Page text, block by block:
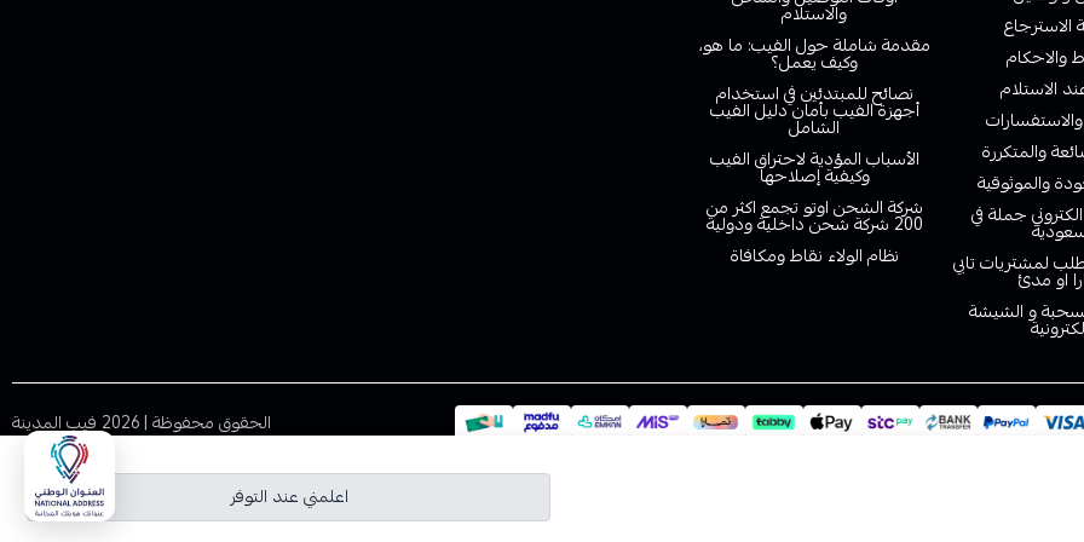
اعلمني عند التوفر
والاحكام
الاستلام
والمتكررة
والموثوقية
جملة في
لمشتريات تابي
او مدئ
و الشيشة
والاستلام
مقدمة شاملة حول الفيب: ما هو،
وكيف يعمل؟
نصائح للمبتدئين في استخدام
أجهزة الفيب بأمان دليل الفيب
الشامل
الأسباب المؤدية لاحتراق الفيب
وكيفية إصلاحها
شركة الشحن اوتو تجمع اكثر من
200 شركة شحن داخلية ودولية
نظام الولاء نقاط ومكافاة
الحقوق محفوظة | 2026 فيب المدينة